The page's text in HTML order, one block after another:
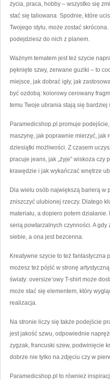
życia, praca, hobby – wszystko się
stać się taliowana. Spodnie, które
Twojego stylu, może zostać
podejdziesz do nich z planem.
Ważnym tematem jest też szycie
pęknięte szwy, zerwane guziki – to
miejsce, jak dobrać igły, jak
być ozdobą: kolorowy cerowany
temu Twoje ubrania stają się bardziej
Paramedicshop.pl promuje
maszynę, jak poprawnie mierzyć, jak
dziesiątki możliwości. Z czasem
pracuje jeans, jak „żyje” wiskoza czy
krawędzie i jak wykańczać wnętrze
Dla wielu osób największą barierą w
zniszczyć ulubionej rzeczy. Dlatego
materiału, a dopiero potem
serią powtarzalnych czynności. A
siebie, a ona jest bezcenna.
Kreatywne szycie to też
możesz też pójść w stronę
światy: oversize’owy T-shirt może
może stać się elementem, który
realizacja.
Na stronie liczy się także podejście
jest jakość szwu, odpowiednie
zygzak, francuski szew, podwinięcie
dobrze nie tylko na zdjęciu czy w
Paramedicshop.pl to również